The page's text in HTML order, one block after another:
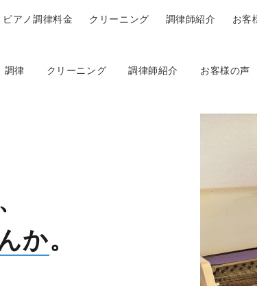
調律 クリーニング 調律師紹介 お客様の声
ピアノ調律料金 クリーニング 調律師紹介 お客
か。